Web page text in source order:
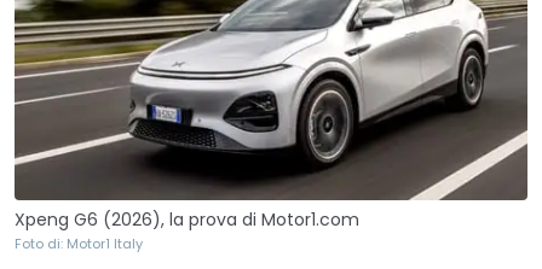
Xpeng G6 (2026), la prova di Motor1.com
Foto di: Motor1 Italy